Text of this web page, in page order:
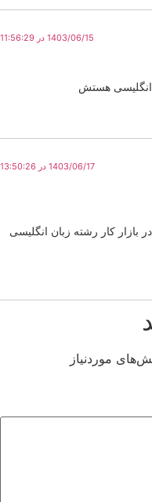
1403/06/15 در 11:56:29
انگلیسی هستش
1403/06/17 در 13:50:26
بازار کار رشته زبان انگلیسی
موردنیاز